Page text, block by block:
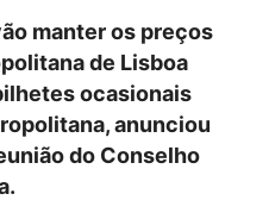
manter os preços
de Lisboa
ocasionais
anunciou
do Conselho